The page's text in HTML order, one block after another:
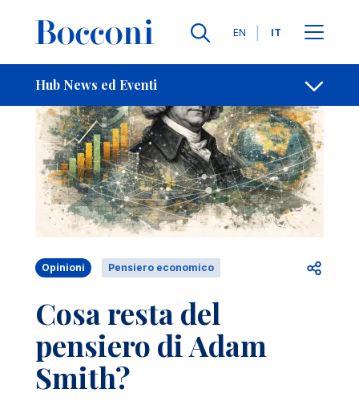
Lingue
EN IT
Hub News ed Eventi
Briciole di pane
Opinioni Pensiero economico Apri
Cosa resta del
pensiero di Adam
Smith?